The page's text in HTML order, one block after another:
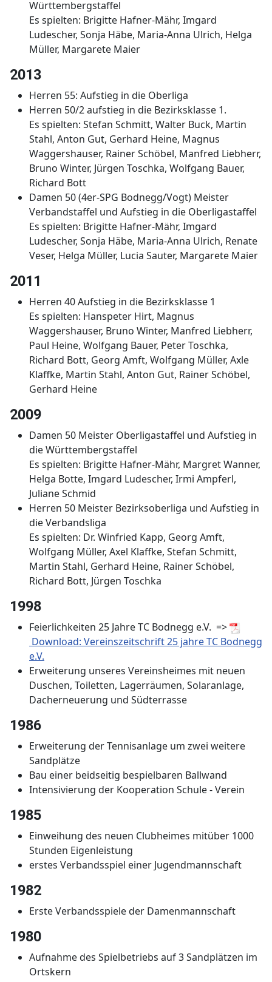
Württembergstaffel
Es spielten: Brigitte Hafner-Mähr, Imgard
Ludescher, Sonja Häbe, Maria-Anna Ulrich, Helga
Müller, Margarete Maier
2013
Herren 55: Aufstieg in die Oberliga
Herren 50/2 aufstieg in die Bezirksklasse 1.
Es spielten: Stefan Schmitt, Walter Buck, Martin
Stahl, Anton Gut, Gerhard Heine, Magnus
Waggershauser, Rainer Schöbel, Manfred Liebherr,
Bruno Winter, Jürgen Toschka, Wolfgang Bauer,
Richard Bott
Damen 50 (4er-SPG Bodnegg/Vogt) Meister
Verbandstaffel und Aufstieg in die Oberligastaffel
Es spielten: Brigitte Hafner-Mähr, Imgard
Ludescher, Sonja Häbe, Maria-Anna Ulrich, Renate
Veser, Helga Müller, Lucia Sauter, Margarete Maier
2011
Herren 40 Aufstieg in die Bezirksklasse 1
Es spielten: Hanspeter Hirt, Magnus
Waggershauser, Bruno Winter, Manfred Liebherr,
Paul Heine, Wolfgang Bauer, Peter Toschka,
Richard Bott, Georg Amft, Wolfgang Müller, Axle
Klaffke, Martin Stahl, Anton Gut, Rainer Schöbel,
Gerhard Heine
2009
Damen 50 Meister Oberligastaffel und Aufstieg in
die Württembergstaffel
Es spielten: Brigitte Hafner-Mähr, Margret Wanner,
Helga Botte, Imgard Ludescher, Irmi Ampferl,
Juliane Schmid
Herren 50 Meister Bezirksoberliga und Aufstieg in
die Verbandsliga
Es spielten: Dr. Winfried Kapp, Georg Amft,
Wolfgang Müller, Axel Klaffke, Stefan Schmitt,
Martin Stahl, Gerhard Heine, Rainer Schöbel,
Richard Bott, Jürgen Toschka
1998
Feierlichkeiten 25 Jahre TC Bodnegg e.V. =>
Download: Vereinszeitschrift 25 jahre TC Bodnegg
e.V.
Erweiterung unseres Vereinsheimes mit neuen
Duschen, Toiletten, Lagerräumen, Solaranlage,
Dacherneuerung und Südterrasse
1986
Erweiterung der Tennisanlage um zwei weitere
Sandplätze
Bau einer beidseitig bespielbaren Ballwand
Intensivierung der Kooperation Schule - Verein
1985
Einweihung des neuen Clubheimes mitüber 1000
Stunden Eigenleistung
erstes Verbandsspiel einer Jugendmannschaft
1982
Erste Verbandsspiele der Damenmannschaft
1980
Aufnahme des Spielbetriebs auf 3 Sandplätzen im
Ortskern